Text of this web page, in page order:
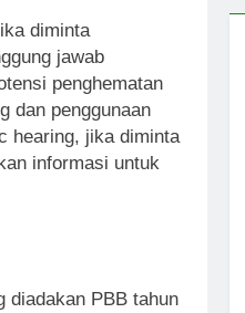
diminta
jawab
penghematan
dan penggunaan
hearing, jika diminta
informasi untuk
diadakan PBB tahun